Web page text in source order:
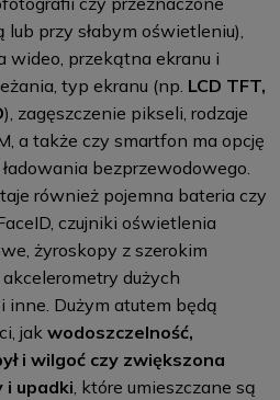
przy słabym oświetleniu),
wideo, przekątna ekranu i
typ ekranu (np. LCD TFT,
), zagęszczenie pikseli, rodzaje
a także czy smartfon ma opcję
bezprzewodowego.
również pojemna bateria czy
czujniki oświetlenia
żyroskopy z szerokim
dużych
inne. Dużym atutem będą
jak wodoszczelność,
i wilgoć czy zwiększona
i upadki, które umieszczane są